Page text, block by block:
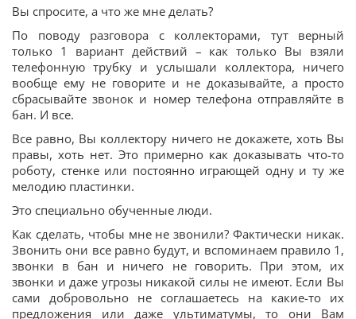
Вы спросите, а что же мне делать?
По поводу разговора с коллекторами, тут верный
только 1 вариант действий – как только Вы взяли
телефонную трубку и услышали коллектора, ничего
вообще ему не говорите и не доказывайте, а просто
сбрасывайте звонок и номер телефона отправляйте в
бан. И все.
Все равно, Вы коллектору ничего не докажете, хоть Вы
правы, хоть нет. Это примерно как доказывать что-то
роботу, стенке или постоянно играющей одну и ту же
мелодию пластинки.
Это специально обученные люди.
Как сделать, чтобы мне не звонили? Фактически никак.
Звонить они все равно будут, и вспоминаем правило 1,
звонки в бан и ничего не говорить. При этом, их
звонки и даже угрозы никакой силы не имеют. Если Вы
сами добровольно не соглашаетесь на какие-то их
предложения или даже ультиматумы, то они Вам